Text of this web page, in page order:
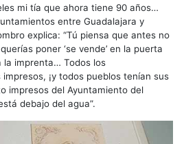
mi tía que ahora tiene 90 años…
entre Guadalajara y
explica: “Tú piensa que antes no
poner ‘se vende’ en la puerta
la imprenta… Todos los
¡y todos pueblos tenían sus
impresos del Ayuntamiento del
debajo del agua”.